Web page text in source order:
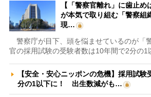
【「警察官離れ」に歯止
が本気で取り組む「警察
現…
警察庁が目下、頭を悩ませているのが「
官の採用試験の受験者数は10年間で2分の1
【安全・安心ニッポンの危機】採用試
分の1以下に！ 出生数減がも…